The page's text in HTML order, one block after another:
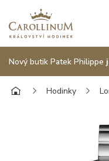
Nový butik Patek Philippe
Hodinky